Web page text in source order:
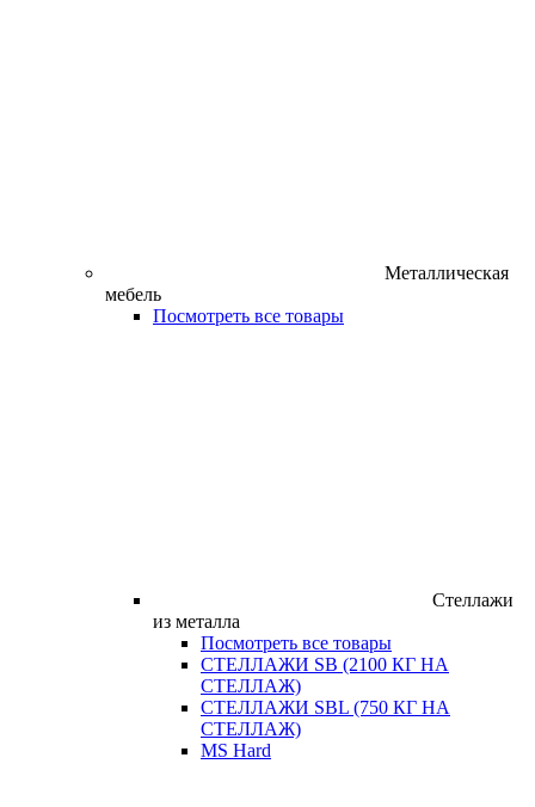
Металлическая
мебель
Посмотреть все товары
Стеллажи
из металла
Посмотреть все товары
СТЕЛЛАЖИ SB (2100 КГ НА
СТЕЛЛАЖ)
СТЕЛЛАЖИ SBL (750 КГ НА
СТЕЛЛАЖ)
MS Hard